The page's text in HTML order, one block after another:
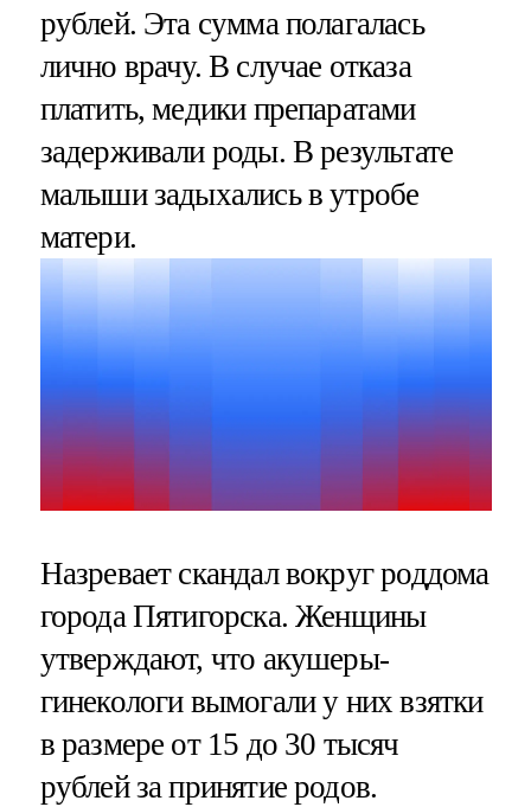
рублей. Эта сумма полагалась
лично врачу. В случае отказа
платить, медики препаратами
задерживали роды. В результате
малыши задыхались в утробе
матери.
Назревает скандал вокруг роддома
города Пятигорска. Женщины
утверждают, что акушеры-
гинекологи вымогали у них взятки
в размере от 15 до 30 тысяч
рублей за принятие родов.